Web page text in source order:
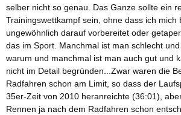
selber nicht so genau. Das Ganze sollte ein
Trainingswettkampf sein, ohne dass ich mich
ungewöhnlich darauf vorbereitet oder
das im Sport. Manchmal ist man schlecht
warum und manchmal ist man auch gut und
nicht im Detail begründen...Zwar waren die
Radfahren schon am Limit, so dass der
35er-Zeit von 2010 heranreichte (36:01),
Rennen ja nach dem Radfahren schon